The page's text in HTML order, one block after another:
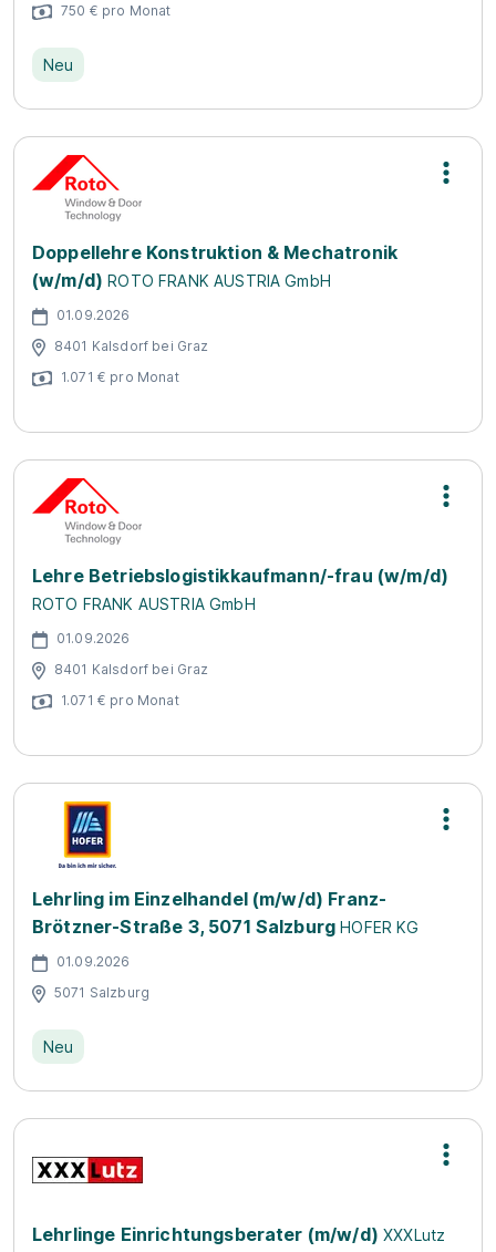
750 € pro Monat
Neu
Doppellehre Konstruktion & Mechatronik
(w/m/d) ROTO FRANK AUSTRIA GmbH
01.09.2026
8401 Kalsdorf bei Graz
1.071 € pro Monat
Lehre Betriebslogistikkaufmann/-frau (w/m/d)
ROTO FRANK AUSTRIA GmbH
01.09.2026
8401 Kalsdorf bei Graz
1.071 € pro Monat
Lehrling im Einzelhandel (m/w/d) Franz-
Brötzner-Straße 3, 5071 Salzburg HOFER KG
01.09.2026
5071 Salzburg
Neu
Lehrlinge Einrichtungsberater (m/w/d) XXXLutz